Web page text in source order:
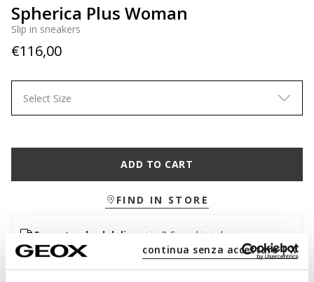
continua senza accettare | X
Spherica Plus Woman
Slip in sneakers
€116,00
Select Size
ADD TO CART
FIND IN STORE
Free standard delivery in 3-5 working days
Free returns
within 30 days of the delivery date